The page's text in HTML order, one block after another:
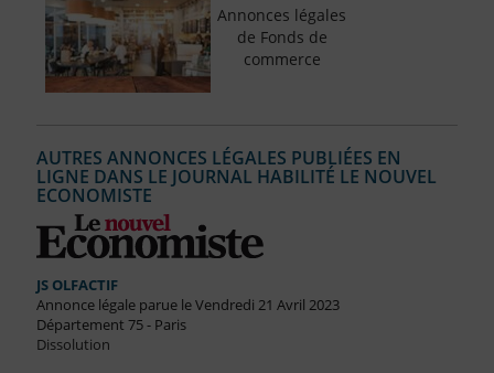
Annonces légales
de Fonds de
commerce
AUTRES ANNONCES LÉGALES PUBLIÉES EN
LIGNE DANS LE JOURNAL HABILITÉ LE NOUVEL
ECONOMISTE
JS OLFACTIF
Annonce légale parue le Vendredi 21 Avril 2023
Département 75 - Paris
Dissolution